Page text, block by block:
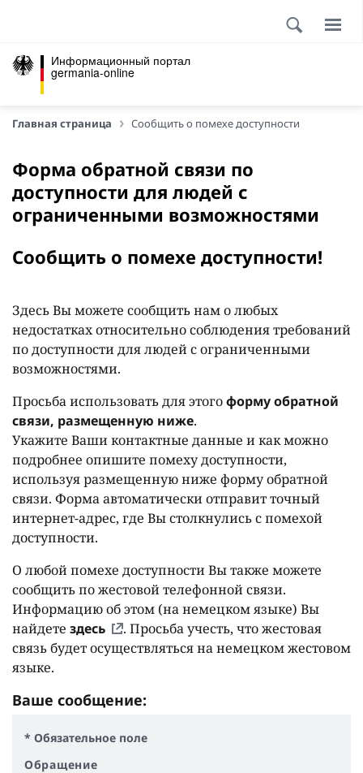
Информационный портал
germania-online
Главная страница Сообщить о помехе доступности
Форма обратной связи по
доступности для людей с
ограниченными возможностями
Сообщить о помехе доступности!
Здесь Вы можете сообщить нам о любых
недостатках относительно соблюдения требований
по доступности для людей с ограниченными
возможностями.
Просьба использовать для этогоформу обратной
связи, размещенную ниже.
Укажите Ваши контактные данные и как можно
подробнее опишите помеху доступности,
используя размещенную ниже форму обратной
связи. Форма автоматически отправит точный
интернет-адрес, где Вы столкнулись с помехой
доступности.
О любой помехе доступности Вы также можете
сообщить по жестовой телефонной связи.
Информацию об этом (на немецком языке) Вы
найдете здесь
. Просьба учесть, что жестовая
связь будет осуществляться на немецком жестовом
языке.
Ваше сообщение:
* Обязательное поле
Обращение